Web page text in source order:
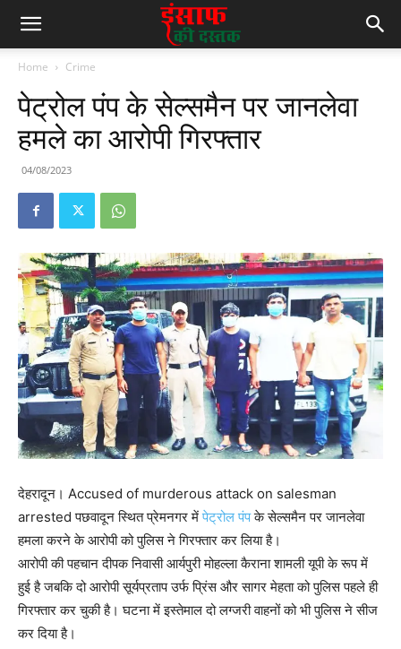
Home Crime
पेट्रोल पंप के सेल्समैन पर जानलेवा
हमले का आरोपी गिरफ्तार
04/08/2023
देहरादून। Accused of murderous attack on salesman
arrested पछवादून स्थित प्रेमनगर मेंपेट्रोल पंपके सेल्समैन पर जानलेवा
हमला करने के आरोपी को पुलिस ने गिरफ्तार कर लिया है।
आरोपी की पहचान दीपक निवासी आर्यपुरी मोहल्ला कैराना शामली यूपी के रूप में
हुई है जबकि दो आरोपी सूर्यप्रताप उर्फ प्रिंस और सागर मेहता को पुलिस पहले ही
गिरफ्तार कर चुकी है। घटना में इस्तेमाल दो लग्जरी वाहनों को भी पुलिस ने सीज
कर दिया है।